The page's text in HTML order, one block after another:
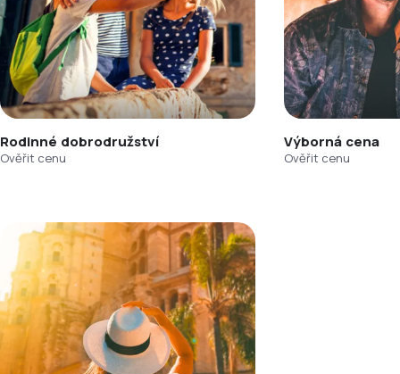
Rodinné dobrodružství
Ověřit cenu
Výborná cena
Ověřit cenu